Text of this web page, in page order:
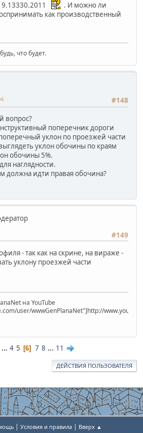
. И можно ли
как производственный
что будет.
#148
вопрос?
поперечник дороги
уклон по проезжей части
уклон обочины по краям
обочины 5%.
наглядности.
должна идти правая обочина?
#149
- так как на скрине, на вираже -
уклону проезжей части
на YouTube
user/wwwGenPlanaNet"]http://
... 4 5 6 7 8 ... 11
ДЕЙСТВИЯ ПОЛЬЗОВАТЕЛЯ
| Условия и правила | Вверх ▲